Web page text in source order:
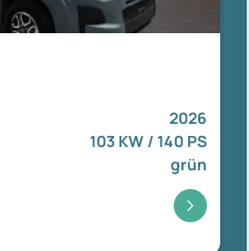
2026
103 KW / 140 PS
grün